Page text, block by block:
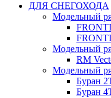
ДЛЯ СНЕГОХОДА
Модельный
Модельный
RM
Модельный
Буран
Буран